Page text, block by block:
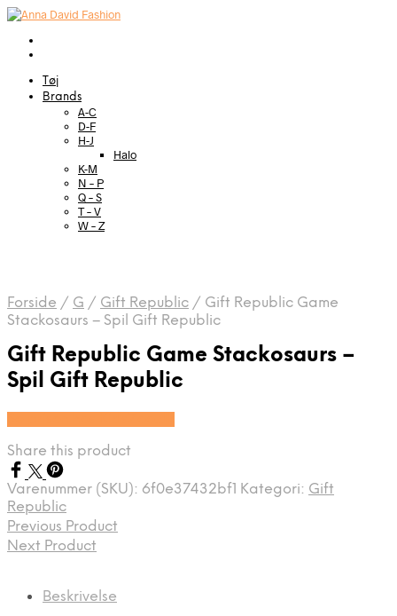
Tøj
Brands
A-C
D-F
H-J
Halo
K-M
N – P
Q – S
T – V
W – Z
Forside / G / Gift Republic / Gift Republic Game
Stackosaurs – Spil Gift Republic
Gift Republic Game Stackosaurs –
Spil Gift Republic
Share this product
Varenummer (SKU): 6f0e37432bf1 Kategori: Gift
Republic
Previous Product
Next Product
Beskrivelse